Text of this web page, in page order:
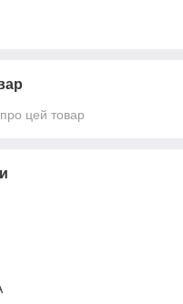
цей товар